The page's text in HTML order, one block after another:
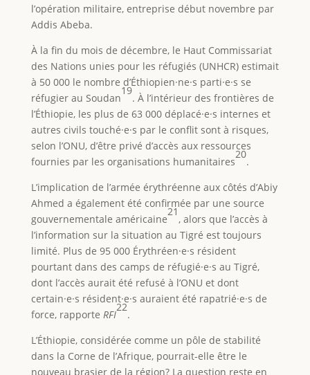
l’opération militaire, entreprise début novembre par
Addis Abeba.
À la fin du mois de décembre, le Haut Commissariat
des Nations unies pour les réfugiés (UNHCR) estimait
à 50 000 le nombre d’Éthiopien·ne·s parti·e·s se
réfugier au Soudan
19
. À l’intérieur des frontières de
l’Éthiopie, les plus de 63 000 déplacé·e·s internes et
autres civils touché·e·s par le conflit sont à risques,
selon l’ONU, d’être privé d’accès aux ressources
fournies par les organisations humanitaires
20
.
L’implication de l’armée érythréenne aux côtés d’Abiy
Ahmed a également été confirmée par une source
gouvernementale américaine
21
, alors que l’accès à
l’information sur la situation au Tigré est toujours
limité. Plus de 95 000 Érythréen·e·s résident
pourtant dans des camps de réfugié·e·s au Tigré,
dont l’accès aurait été refusé à l’ONU et dont
certain·e·s résident·e·s auraient été rapatrié·e·s de
force, rapporte RFI
22
.
L’Éthiopie, considérée comme un pôle de stabilité
dans la Corne de l’Afrique, pourrait-elle être le
nouveau brasier de la région? La question reste en